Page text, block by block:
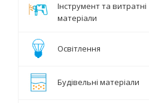
Інструмент та витратні
матеріали
Освітлення
Будівельні матеріали